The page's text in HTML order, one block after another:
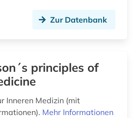
Zur Datenbank
principles of
Inneren Medizin (mit
Mehr Informationen